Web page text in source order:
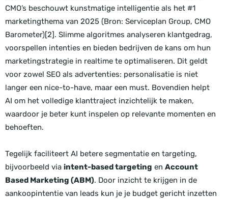
CMO’s beschouwt kunstmatige intelligentie als het #1
marketingthema van 2025 (Bron: Serviceplan Group, CMO
Barometer)[2]. Slimme algoritmes analyseren klantgedrag,
voorspellen intenties en bieden bedrijven de kans om hun
marketingstrategie in realtime te optimaliseren. Dit geldt
voor zowel SEO als advertenties: personalisatie is niet
langer een nice-to-have, maar een must. Bovendien helpt
AI om het volledige klanttraject inzichtelijk te maken,
waardoor je beter kunt inspelen op relevante momenten en
behoeften.
Tegelijk faciliteert AI betere segmentatie en targeting,
bijvoorbeeld via intent-based targeting en Account
Based Marketing (ABM). Door inzicht te krijgen in de
aankoopintentie van leads kun je je budget gericht inzetten